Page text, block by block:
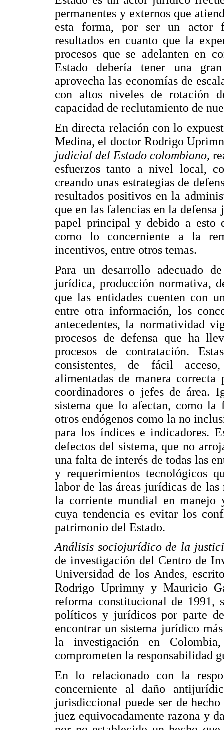
permanentes y externos que
esta forma, por ser un actor
resultados en cuanto que la
procesos que se adelanten en
Estado debería tener una
aprovecha las economías de
con altos niveles de rotación
capacidad de reclutamiento de
En directa relación con lo
Medina, el doctor Rodrigo
judicial del Estado colombiano,
esfuerzos tanto a nivel local,
creando unas estrategias de
resultados positivos en la
que en las falencias en la
papel principal y debido a esto
como lo concerniente a la
incentivos, entre otros temas.
Para un desarrollo adecuado
jurídica, producción normativa,
que las entidades cuenten con
entre otra información, los
antecedentes, la normatividad
procesos de defensa que ha
procesos de contratación.
consistentes, de fácil
alimentadas de manera
coordinadores o jefes de área.
sistema que lo afectan, como
otros endógenos como la no
para los índices e indicadores.
defectos del sistema, que no
una falta de interés de todas las
y requerimientos tecnológicos
labor de las áreas jurídicas de
la corriente mundial en manejo
cuya tendencia es evitar los
patrimonio del Estado.
Análisis sociojurídico de la
de investigación del Centro de
Universidad de los Andes,
Rodrigo Uprimny y Mauricio
reforma constitucional de 1991,
políticos y jurídicos por parte
encontrar un sistema jurídico
la investigación en
comprometen la responsabilidad
En lo relacionado con la
concerniente al daño
jurisdiccional puede ser de
juez equivocadamente razona y